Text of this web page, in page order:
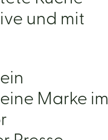
und mit
Marke im